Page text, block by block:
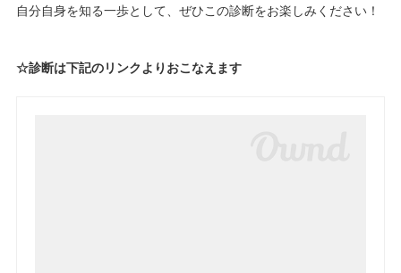
自分自身を知る一歩として、ぜひこの診断をお楽しみください！
☆診断は下記のリンクよりおこなえます